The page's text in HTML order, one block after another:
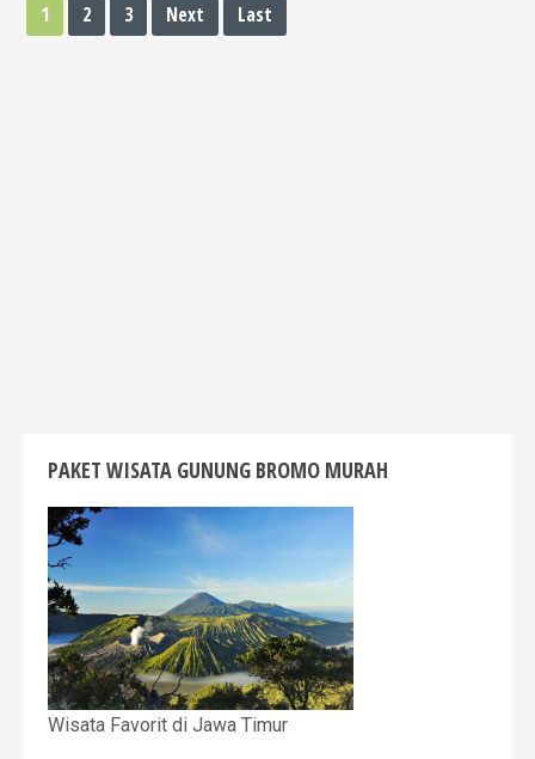
1 2 3 Next Last
PAKET WISATA GUNUNG BROMO MURAH
Wisata Favorit di Jawa Timur